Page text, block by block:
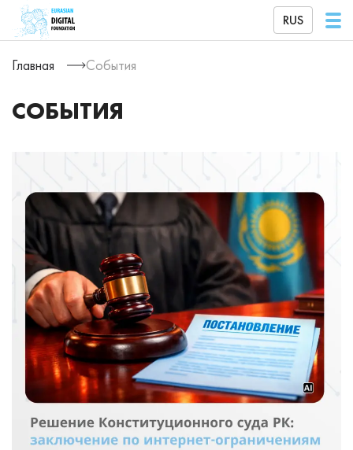
RUS
Главная События
СОБЫТИЯ